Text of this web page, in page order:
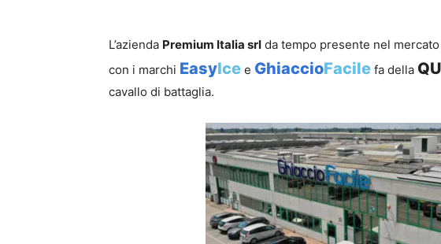
L’azienda Premium Italia srl da tempo presente nel
con i marchi EasyIce e GhiaccioFacile fa della
cavallo di battaglia.